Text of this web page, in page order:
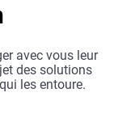
avec vous leur
des solutions
les entoure.